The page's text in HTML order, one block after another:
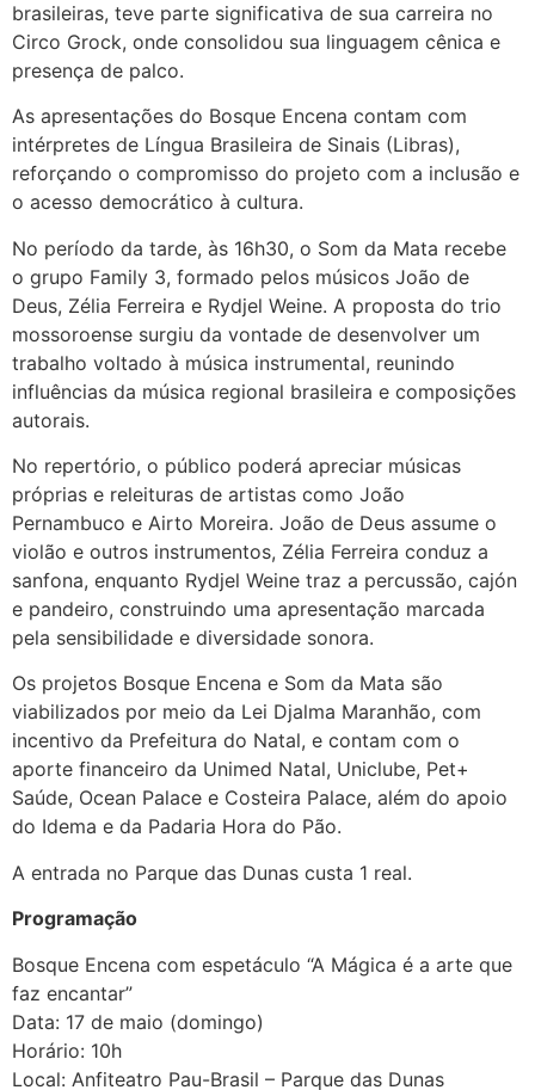
brasileiras, teve parte significativa de sua carreira no
Circo Grock, onde consolidou sua linguagem cênica e
presença de palco.
As apresentações do Bosque Encena contam com
intérpretes de Língua Brasileira de Sinais (Libras),
reforçando o compromisso do projeto com a inclusão e
o acesso democrático à cultura.
No período da tarde, às 16h30, o Som da Mata recebe
o grupo Family 3, formado pelos músicos João de
Deus, Zélia Ferreira e Rydjel Weine. A proposta do trio
mossoroense surgiu da vontade de desenvolver um
trabalho voltado à música instrumental, reunindo
influências da música regional brasileira e composições
autorais.
No repertório, o público poderá apreciar músicas
próprias e releituras de artistas como João
Pernambuco e Airto Moreira. João de Deus assume o
violão e outros instrumentos, Zélia Ferreira conduz a
sanfona, enquanto Rydjel Weine traz a percussão, cajón
e pandeiro, construindo uma apresentação marcada
pela sensibilidade e diversidade sonora.
Os projetos Bosque Encena e Som da Mata são
viabilizados por meio da Lei Djalma Maranhão, com
incentivo da Prefeitura do Natal, e contam com o
aporte financeiro da Unimed Natal, Uniclube, Pet+
Saúde, Ocean Palace e Costeira Palace, além do apoio
do Idema e da Padaria Hora do Pão.
A entrada no Parque das Dunas custa 1 real.
Programação
Bosque Encena com espetáculo “A Mágica é a arte que
faz encantar”
Data: 17 de maio (domingo)
Horário: 10h
Local: Anfiteatro Pau-Brasil – Parque das Dunas